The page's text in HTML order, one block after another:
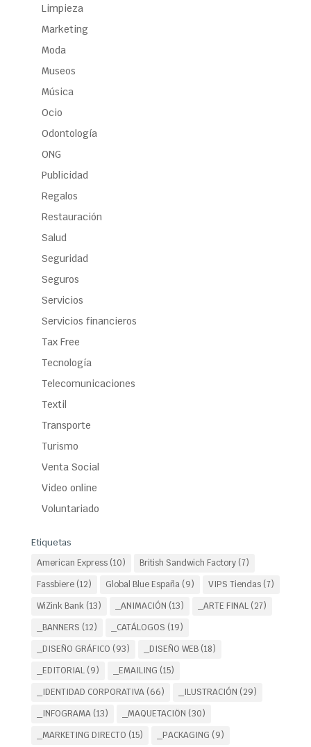
Limpieza
Marketing
Moda
Museos
Música
Ocio
Odontología
ONG
Publicidad
Regalos
Restauración
Salud
Seguridad
Seguros
Servicios
Servicios financieros
Tax Free
Tecnología
Telecomunicaciones
Textil
Transporte
Turismo
Venta Social
Video online
Voluntariado
Etiquetas
American Express(10) British Sandwich Factory(7)
Fassbiere(12) Global Blue España(9) VIPS Tiendas(7)
WiZink Bank(13) _ANIMACIÓN (13) _ARTE FINAL(27)
_BANNERS (12) _CATÁLOGOS (19)
_DISEÑO GRÁFICO (93) _DISEÑO WEB(18)
_EDITORIAL(9) _EMAILING (15)
_IDENTIDAD CORPORATIVA(66) _ILUSTRACIÓN (29)
_INFOGRAMA(13) _MAQUETACIÖN (30)
_MARKETING DIRECTO (15) _PACKAGING (9)